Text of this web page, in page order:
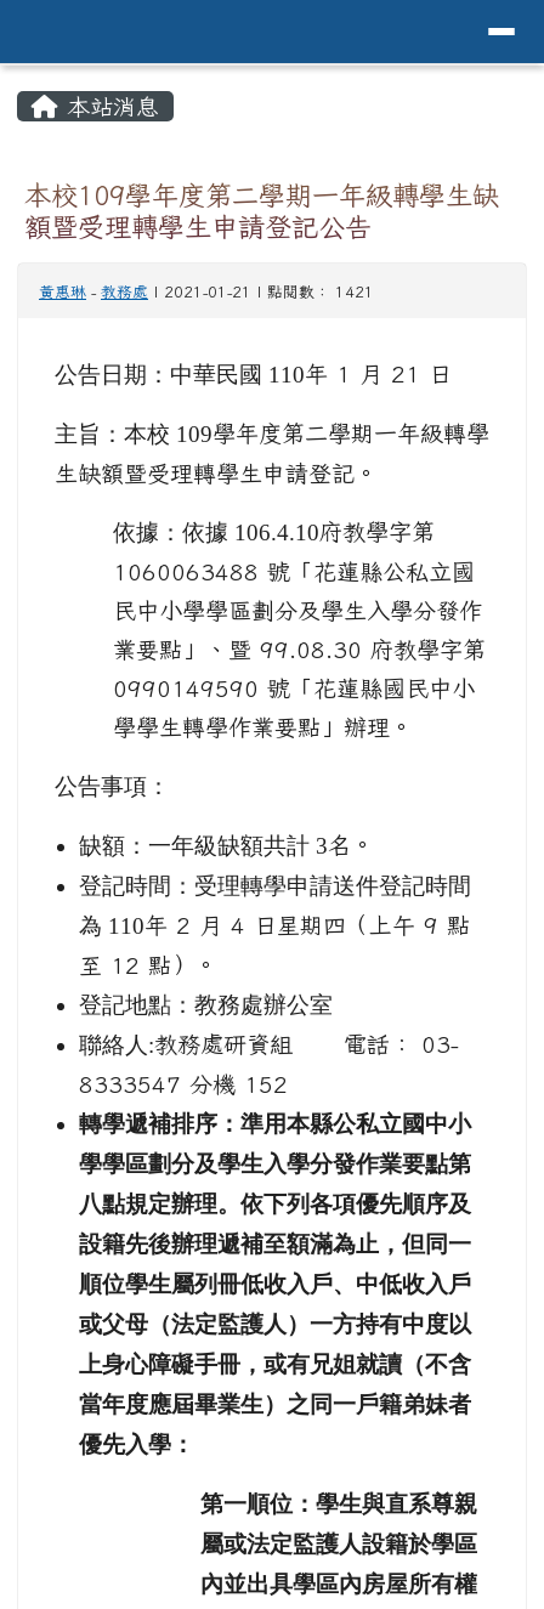
花蓮縣花蓮市中原國小全球資訊
本站消息
本校109學年度第二學期一年級轉學生缺
額暨受理轉學生申請登記公告
黃惠琳 - 教務處 | 2021-01-21 | 點閱數： 1421
公告日期：中華民國 110年 1 月 21 日
主旨：本校 109學年度第二學期一年級轉學
生缺額暨受理轉學生申請登記。
依據：依據 106.4.10府教學字第
1060063488 號「花蓮縣公私立國
民中小學學區劃分及學生入學分發作
業要點」、暨 99.08.30 府教學字第
0990149590 號「花蓮縣國民中小
學學生轉學作業要點」辦理。
公告事項：
缺額：一年級缺額共計 3名。
登記時間：受理轉學申請送件登記時間
為 110年 2 月 4 日星期四（上午 9 點
至 12 點）。
登記地點：教務處辦公室
聯絡人:教務處研資組 電話： 03-
8333547 分機 152
轉學遞補排序：準用本縣公私立國中小
學學區劃分及學生入學分發作業要點第
八點規定辦理。依下列各項優先順序及
設籍先後辦理遞補至額滿為止，但同一
順位學生屬列冊低收入戶、中低收入戶
或父母（法定監護人）一方持有中度以
上身心障礙手冊，或有兄姐就讀（不含
當年度應屆畢業生）之同一戶籍弟妹者
優先入學：
第一順位：學生與直系尊親
屬或法定監護人設籍於學區
內並出具學區內房屋所有權